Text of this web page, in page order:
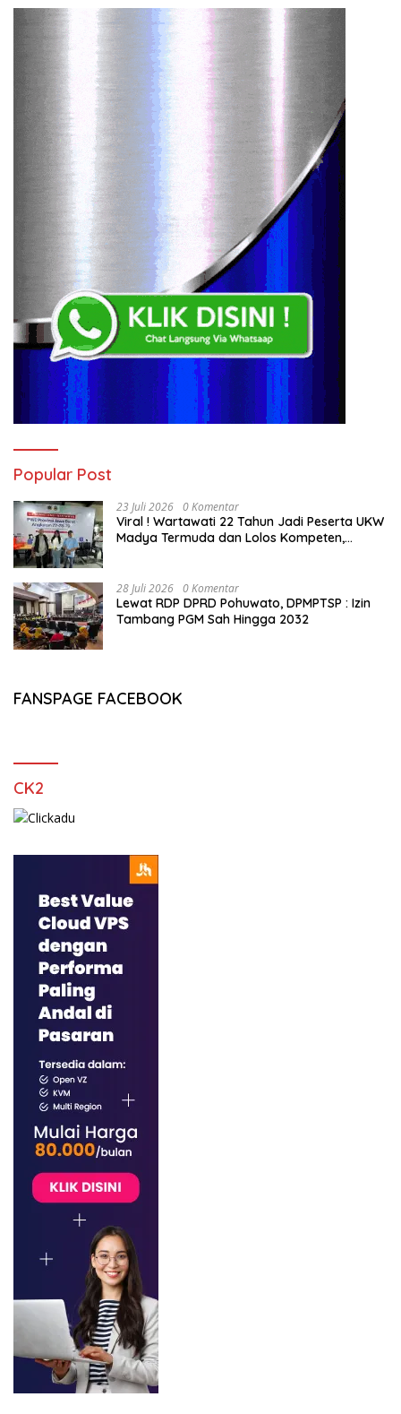
Popular Post
23 Juli 2026 0 Komentar
Viral ! Wartawati 22 Tahun Jadi Peserta UKW
Madya Termuda dan Lolos Kompeten,
28 Juli 2026 0 Komentar
Lewat RDP DPRD Pohuwato, DPMPTSP : Izin
Tambang PGM Sah Hingga 2032
FANSPAGE FACEBOOK
CK2